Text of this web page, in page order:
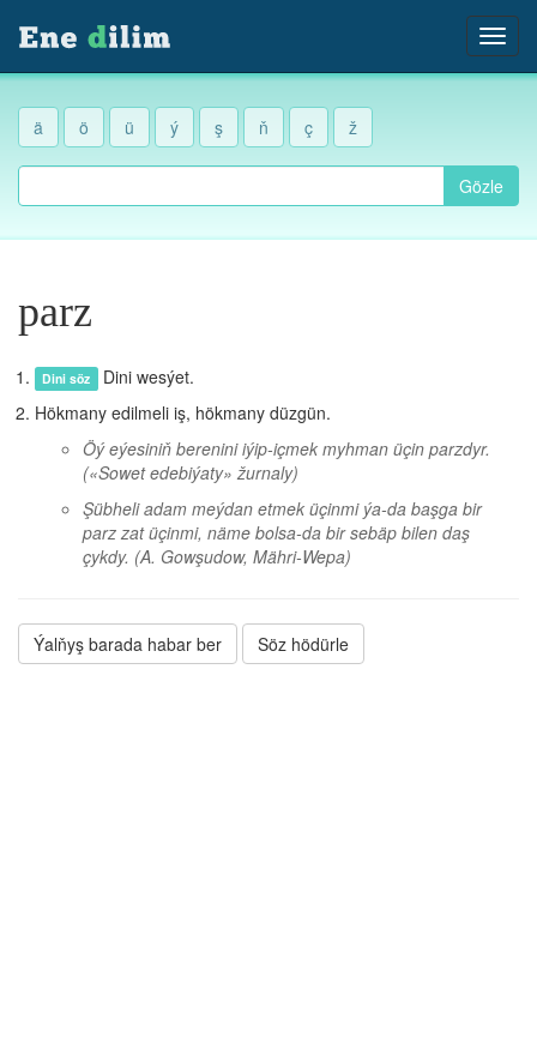
ä ö ü ý ş ň ç ž
Gözle
parz
Dini söz Dini wesýet.
Hökmany edilmeli iş, hökmany düzgün.
Öý eýesiniň berenini iýip-içmek myhman üçin parzdyr.
(«Sowet edebiýaty» žurnaly)
Şübheli adam meýdan etmek üçinmi ýa-da başga bir
parz zat üçinmi, näme bolsa-da bir sebäp bilen daş
çykdy. (A. Gowşudow, Mähri-Wepa)
Ýalňyş barada habar ber Söz hödürle